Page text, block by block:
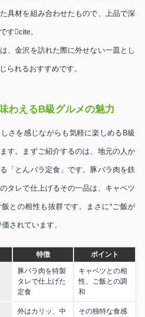
具材を組み合わせたもので、上品で深
すcite。
、金沢を訪れた際に外せない一皿とし
られるおすすめです。
わえるB級グルメの魅力
さを感じながらも気軽に楽しめるB級
す。まずご紹介するのは、地元の人か
「とんバラ定食」です。豚バラ肉を鉄
タレで仕上げるその一品は、キャベツ
との相性も抜群です。まさに“ご飯が
されています。
特徴 ポイント
豚バラ肉を特製
タレで仕上げた
定食
キャベツとの相
性、ご飯との調
和
外はカリッ、中
その独特な食感